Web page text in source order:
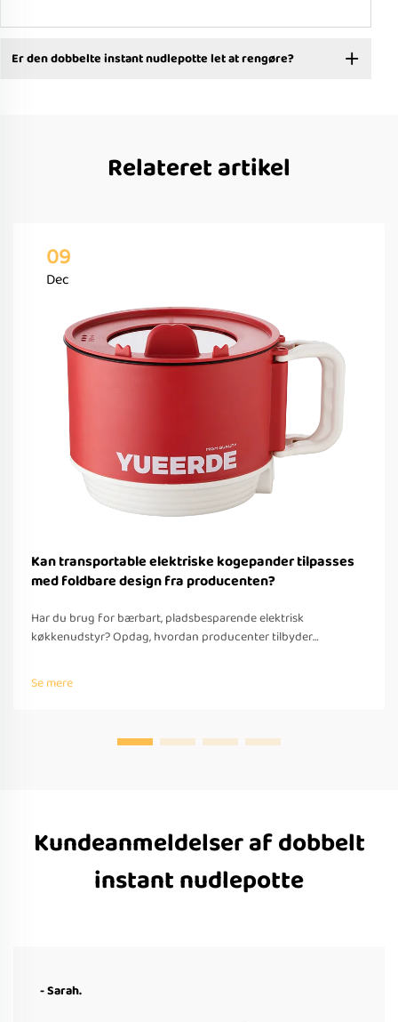
Er den dobbelte instant nudlepotte let at rengøre?
Relateret artikel
09
Dec
Kan transportable elektriske kogepander tilpasses
med foldbare design fra producenten?
Har du brug for bærbart, pladsbesparende elektrisk
køkkenudstyr? Opdag, hvordan producenter tilbyder
understøttelse, hurtig prototyping og overholdelse af globale
standarder. Anmod om et tilbud i dag.
Se mere
Kundeanmeldelser af dobbelt
instant nudlepotte
- Sarah.